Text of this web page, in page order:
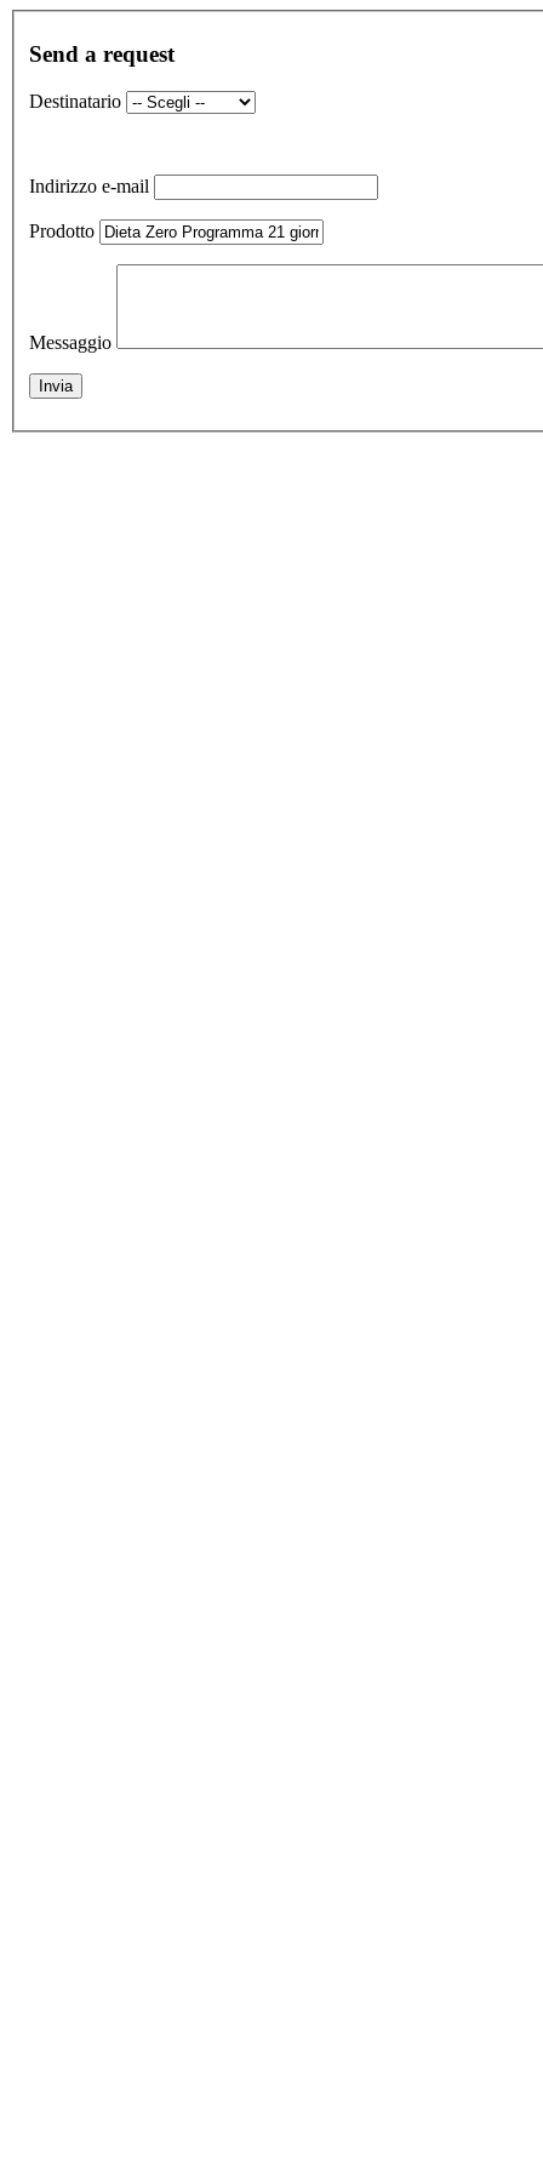
Send a request
Destinatario
Indirizzo e-mail
Prodotto
Messaggio